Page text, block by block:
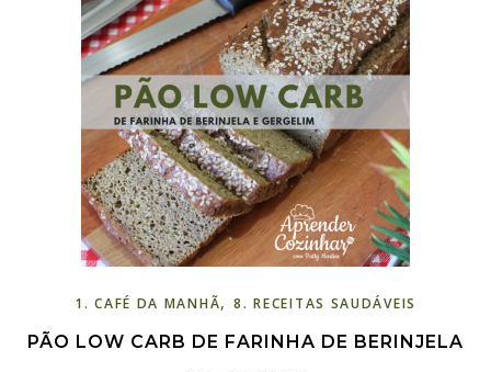
1. CAFÉ DA MANHÃ,8. RECEITAS SAUDÁVEIS
PÃO LOW CARB DE FARINHA DE BERINJELA